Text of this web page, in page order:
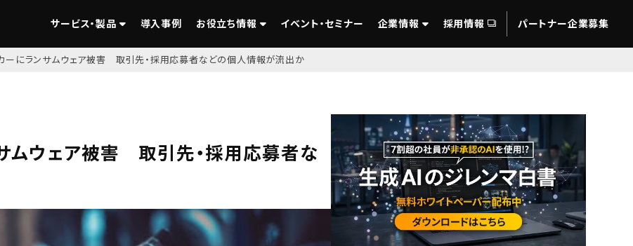
サービス・製品 導入事例 お役立ち情報 イベント・セミナー 企業情報 採用情報 パートナー企業募集
ーにランサムウェア被害 取引先・採用応募者などの個人情報が流出か
ムウェア被害 取引先・採用応募者な